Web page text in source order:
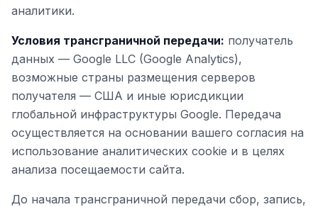
аналитики.
Условия трансграничной передачи: получатель
данных — Google LLC (Google Analytics),
возможные страны размещения серверов
получателя — США и иные юрисдикции
глобальной инфраструктуры Google. Передача
осуществляется на основании вашего согласия на
использование аналитических cookie и в целях
анализа посещаемости сайта.
До начала трансграничной передачи сбор, запись,